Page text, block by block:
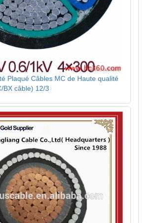
Plaqué Câbles MC de Haute qualité
BX câble) 12/3